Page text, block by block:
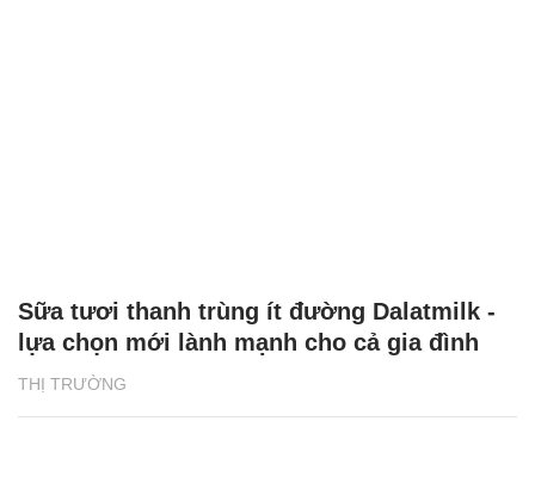
THỊ TRƯỜNG
Sữa tươi thanh trùng ít đường Dalatmilk -
lựa chọn mới lành mạnh cho cả gia đình